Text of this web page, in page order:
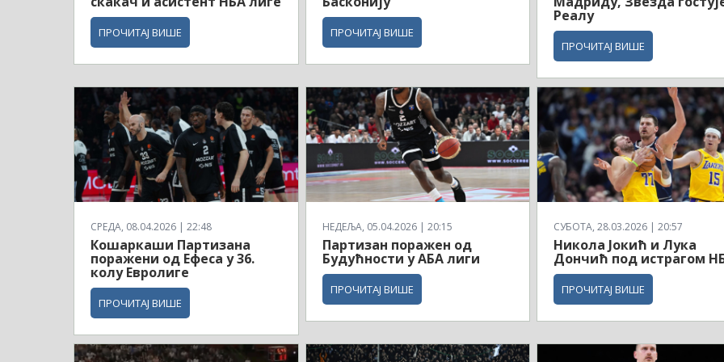
ПРОЧИТАЈ ВИШЕ ПРОЧИТАЈ ВИШЕ
Реалу
ПРОЧИТАЈ ВИШЕ
СРЕДА, 08.04.2026 | 22:48
Кошаркаши Партизана
поражени од Ефеса у 36.
колу Евролиге
ПРОЧИТАЈ ВИШЕ
НЕДЕЉА, 05.04.2026 | 20:15
Партизан поражен од
Будућности у АБА лиги
ПРОЧИТАЈ ВИШЕ
СУБОТА, 28.03.2026 | 20:57
Никола Јокић и Лука
Дончић под истрагом
ПРОЧИТАЈ ВИШЕ